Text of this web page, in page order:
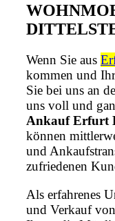
Wenn Sie aus
kommen und
Sie bei uns an
uns voll und
Ankauf Erfurt
können
und
zufriedenen
Als erfahrenes
und Verkauf